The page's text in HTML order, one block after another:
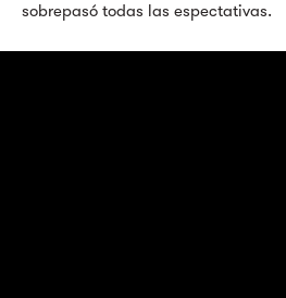
sobrepasó todas las espectativas.